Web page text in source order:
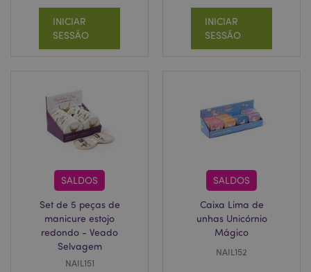
INICIAR
SESSÃO
INICIAR
SESSÃO
SALDOS
Set de 5 peças de
manicure estojo
redondo - Veado
Selvagem
NAIL151
SALDOS
Caixa Lima de
unhas Unicórnio
Mágico
NAIL152